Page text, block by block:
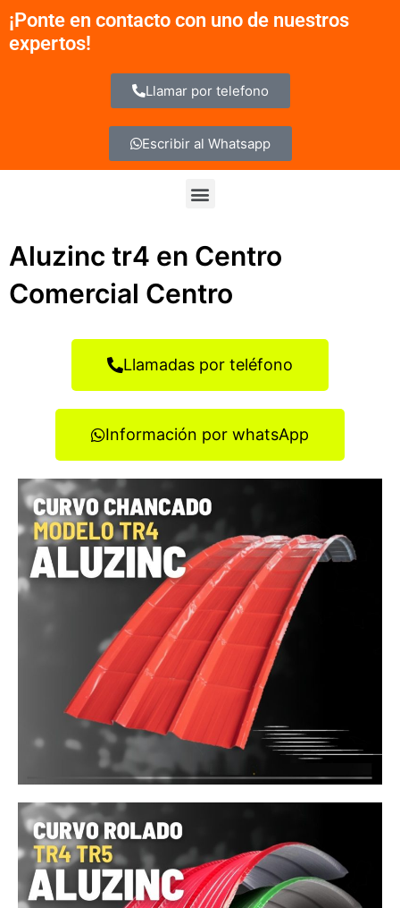
contenido
¡Ponte en contacto con uno de nuestros
expertos!
Llamar por telefono
Escribir al Whatsapp
Menu
Aluzinc tr4 en Centro
Comercial Centro
Llamadas por teléfono
Información por whatsApp